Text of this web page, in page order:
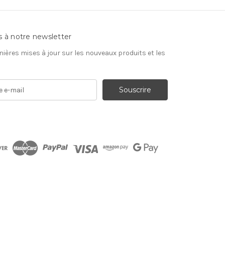
à notre newsletter
mises à jour sur les nouveaux produits et les